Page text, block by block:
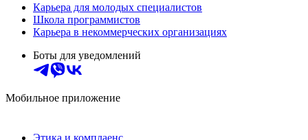
Карьера для молодых специалистов
Школа программистов
Карьера в некоммерческих организациях
Боты для уведомлений
Мобильное приложение
Этика и комплаенс